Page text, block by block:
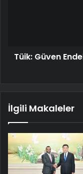
Tüik: Güven
İlgili Makaleler